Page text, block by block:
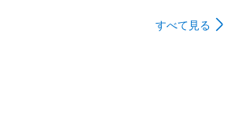
すべて見る